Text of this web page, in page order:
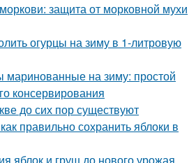
защита от морковной мухи
огурцы на зиму в 1-литровую
на зиму: простой
консервирования
до сих пор существуют
правильно сохранить яблоки в